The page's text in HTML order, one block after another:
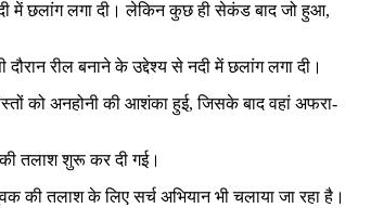
में छलांग लगा दी। लेकिन कुछ ही सेकंड बाद जो हुआ,
रील बनाने के उद्देश्य से नदी में छलांग लगा दी।
को अनहोनी की आशंका हुई, जिसके बाद वहां अफरा-
की तलाश शुरू कर दी गई।
की तलाश के लिए सर्च अभियान भी चलाया जा रहा है।